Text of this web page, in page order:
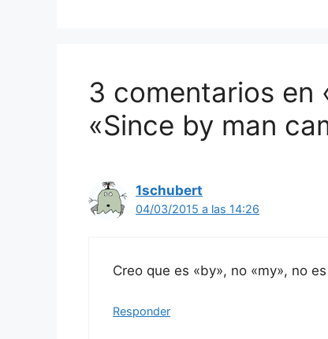
3 comentarios en
«Since by man
1schubert
04/03/2015 a las 14:26
Creo que es «by», no «my», no
Responder